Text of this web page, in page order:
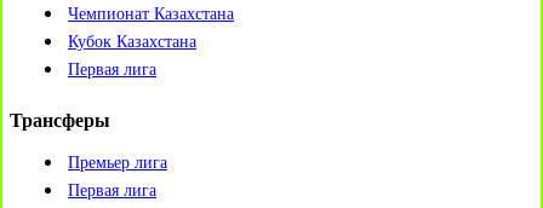
Чемпионат Казахстана
Кубок Казахстана
Первая лига
Трансферы
Премьер лига
Первая лига